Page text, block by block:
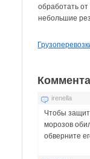
обработать
небольшие
irenella
Чтобы
морозов
обверните